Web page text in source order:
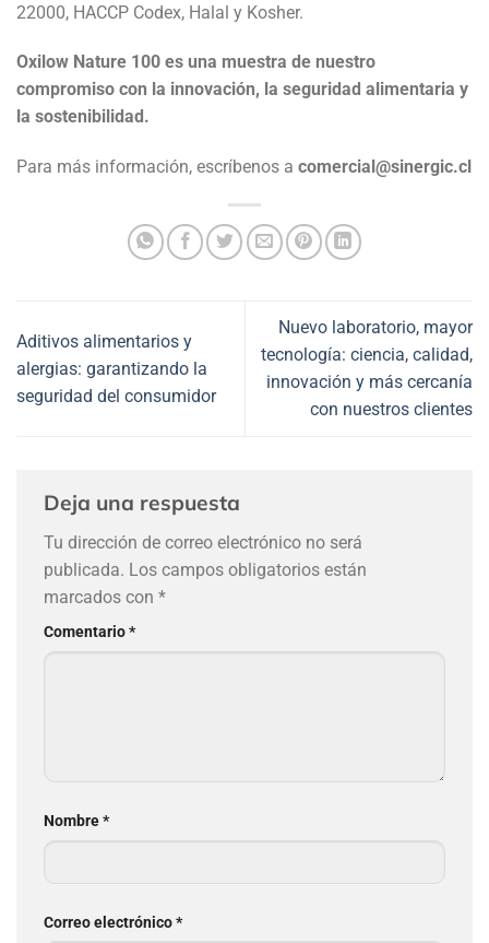
22000, HACCP Codex, Halal y Kosher.
Oxilow Nature 100 es una muestra de nuestro
compromiso con la innovación, la seguridad alimentaria y
la sostenibilidad.
Para más información, escríbenos a comercial@sinergic.cl
Aditivos alimentarios y
alergias: garantizando la
seguridad del consumidor
Nuevo laboratorio, mayor
tecnología: ciencia, calidad,
innovación y más cercanía
con nuestros clientes
Deja una respuesta
Tu dirección de correo electrónico no será
publicada. Los campos obligatorios están
marcados con *
Comentario*
Nombre*
Correo electrónico*